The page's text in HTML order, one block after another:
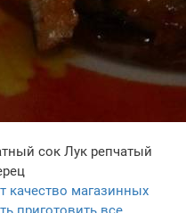
сок Лук репчатый
качество магазинных